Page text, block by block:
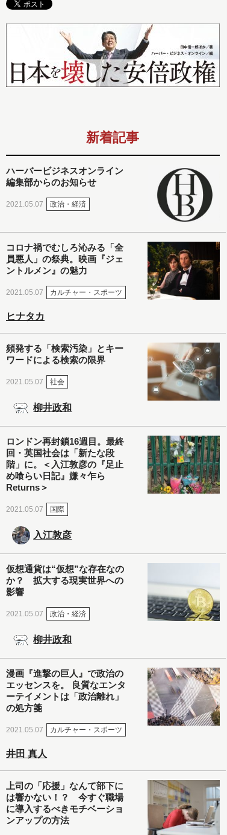
新着記事
ハーバービジネスオンライン
編集部からのお知らせ
2021.05.07 政治・経済
コロナ禍でむしろ沁みる「全
員悪人」の祭典。映画『ジェ
ントルメン』の魅力
2021.05.07 カルチャー・スポーツ
ヒナタカ
頻発する「検索汚染」とキー
ワードによる検索の限界
2021.05.07 社会
柳井政和
ロンドン再封鎖16週目。最終
回・英国社会は「新たな段
階」に。＜入江敦彦の『足止
め喰らい日記』嫌々乍ら
Returns＞
2021.05.07 国際
入江敦彦
仮想通貨は“仮想”な存在なの
か？ 拡大する現実世界への
影響
2021.05.07 政治・経済
柳井政和
漫画『進撃の巨人』で政治の
エッセンスを。 良質なエンタ
ーテイメントは「政治離れ」
の処方箋
2021.05.07 カルチャー・スポーツ
井田 真人
上司の「応援」なんて部下に
は響かない！？ 今すぐ職場
に導入するべきモチベーショ
ンアップの方法